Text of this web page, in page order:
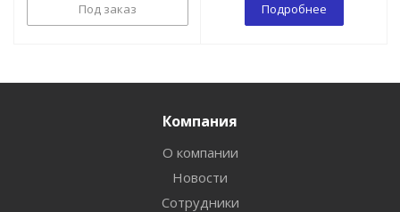
Под заказ Подробнее
Компания
О компании
Новости
Сотрудники